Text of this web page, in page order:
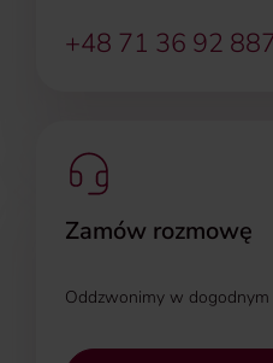
+48 71 36 92
Zamów rozmowę
Oddzwonimy w dogodnym